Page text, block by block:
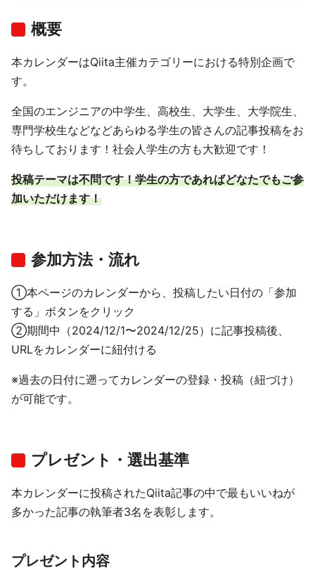
概要
本カレンダーはQiita主催カテゴリーにおける特別企画で
す。
全国のエンジニアの中学生、高校生、大学生、大学院生、
専門学校生などなどあらゆる学生の皆さんの記事投稿をお
待ちしております！社会人学生の方も大歓迎です！
投稿テーマは不問です！学生の方であればどなたでもご参
加いただけます！
参加方法・流れ
①本ページのカレンダーから、投稿したい日付の「参加
する」ボタンをクリック
②期間中（2024/12/1〜2024/12/25）に記事投稿後、
URLをカレンダーに紐付ける
※過去の日付に遡ってカレンダーの登録・投稿（紐づけ）
が可能です。
プレゼント・選出基準
本カレンダーに投稿されたQiita記事の中で最もいいねが
多かった記事の執筆者3名を表彰します。
プレゼント内容